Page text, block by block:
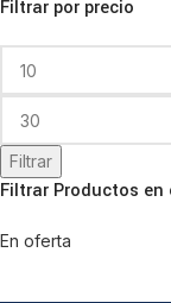
Filtrar por precio
Filtrar
Filtrar Productos en
En oferta